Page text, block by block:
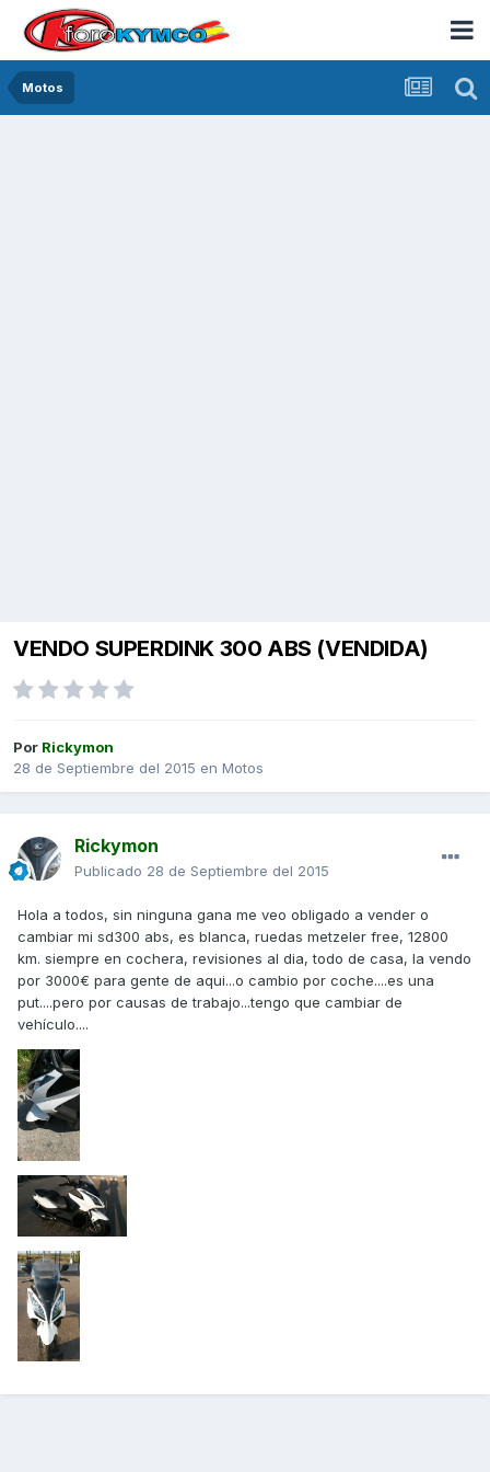
Motos
VENDO SUPERDINK 300 ABS (VENDIDA)
Por Rickymon
28 de Septiembre del 2015 en Motos
Rickymon
Publicado 28 de Septiembre del 2015
Hola a todos, sin ninguna gana me veo obligado a vender o
cambiar mi sd300 abs, es blanca, ruedas metzeler free, 12800
km. siempre en cochera, revisiones al dia, todo de casa, la vendo
por 3000€ para gente de aqui...o cambio por coche....es una
put....pero por causas de trabajo...tengo que cambiar de
vehículo....